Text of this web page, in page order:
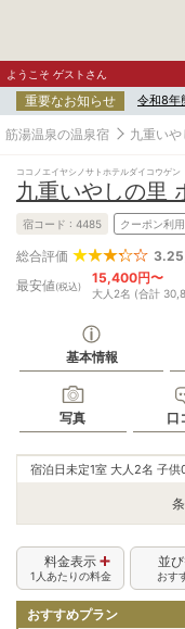
ようこそ ゲストさん
重要なお知らせ 令和8年
筋湯温泉の温泉宿 九重い
ココノエイヤシノサトホテルダイコウゲン
九重いやしの里
宿コード : 4485 クーポン利
総合評価 3.25
最安値(税込)
15,400円〜
大人2名 (合計
基本情報
写真 口
宿泊日未定1室 大人2名 子供
並
おす
料金表示
1人あたりの料金
おすすめプラン